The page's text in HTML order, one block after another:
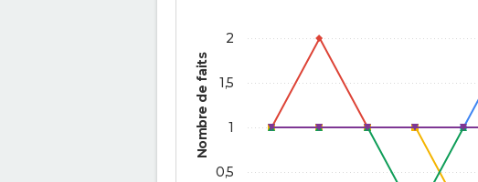
Nombre de faits
0,5
1
1,5
2